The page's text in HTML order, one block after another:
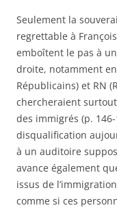
Seulement la
regrettable à
emboîtent le pas à
droite, notamment
Républicains) et RN
chercheraient
des immigrés (p.
disqualification
à un auditoire
avance également
issus de
comme si ces